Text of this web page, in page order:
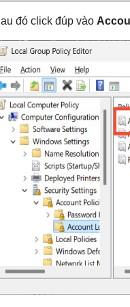
đó click đúp vào